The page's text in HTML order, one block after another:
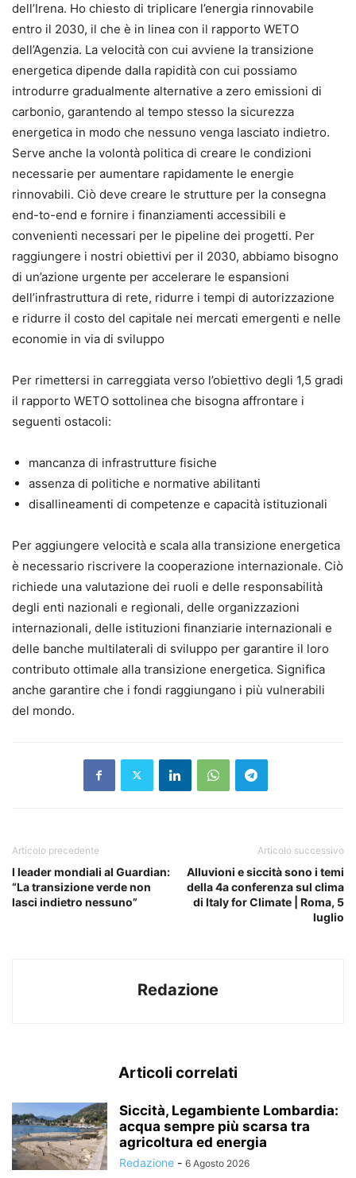
dell’Irena. Ho chiesto di triplicare l’energia rinnovabile
entro il 2030, il che è in linea con il rapporto WETO
dell’Agenzia. La velocità con cui avviene la transizione
energetica dipende dalla rapidità con cui possiamo
introdurre gradualmente alternative a zero emissioni di
carbonio, garantendo al tempo stesso la sicurezza
energetica in modo che nessuno venga lasciato indietro.
Serve anche la volontà politica di creare le condizioni
necessarie per aumentare rapidamente le energie
rinnovabili. Ciò deve creare le strutture per la consegna
end-to-end e fornire i finanziamenti accessibili e
convenienti necessari per le pipeline dei progetti. Per
raggiungere i nostri obiettivi per il 2030, abbiamo bisogno
di un’azione urgente per accelerare le espansioni
dell’infrastruttura di rete, ridurre i tempi di autorizzazione
e ridurre il costo del capitale nei mercati emergenti e nelle
economie in via di sviluppo
Per rimettersi in carreggiata verso l’obiettivo degli 1,5 gradi
il rapporto WETO sottolinea che bisogna affrontare i
seguenti ostacoli:
mancanza di infrastrutture fisiche
assenza di politiche e normative abilitanti
disallineamenti di competenze e capacità istituzionali
Per aggiungere velocità e scala alla transizione energetica
è necessario riscrivere la cooperazione internazionale. Ciò
richiede una valutazione dei ruoli e delle responsabilità
degli enti nazionali e regionali, delle organizzazioni
internazionali, delle istituzioni finanziarie internazionali e
delle banche multilaterali di sviluppo per garantire il loro
contributo ottimale alla transizione energetica. Significa
anche garantire che i fondi raggiungano i più vulnerabili
del mondo.
Articolo precedente
I leader mondiali al Guardian:
“La transizione verde non
lasci indietro nessuno”
Articolo successivo
Alluvioni e siccità sono i temi
della 4a conferenza sul clima
di Italy for Climate | Roma, 5
luglio
Redazione
Articoli correlati
Siccità, Legambiente Lombardia:
acqua sempre più scarsa tra
agricoltura ed energia
Redazione - 6 Agosto 2026